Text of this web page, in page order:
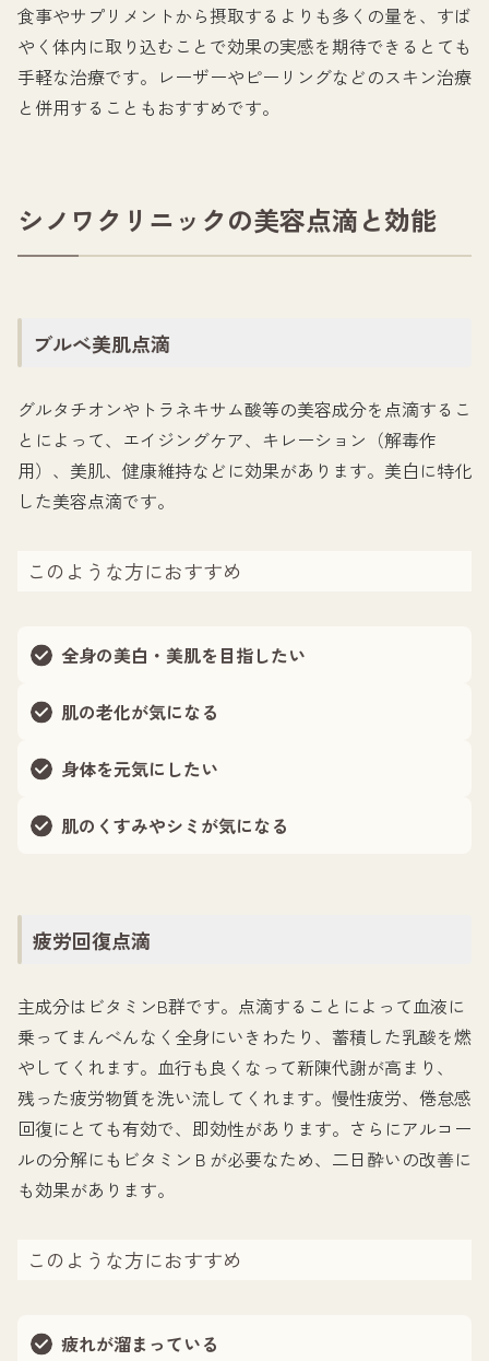
食事やサプリメントから摂取するよりも多くの量を、すば
やく体内に取り込むことで効果の実感を期待できるとても
手軽な治療です。レーザーやピーリングなどのスキン治療
と併用することもおすすめです。
シノワクリニックの美容点滴と効能
ブルべ美肌点滴
グルタチオンやトラネキサム酸等の美容成分を点滴するこ
とによって、エイジングケア、キレーション（解毒作
用）、美肌、健康維持などに効果があります。美白に特化
した美容点滴です。
このような方におすすめ
全身の美白・美肌を目指したい
肌の老化が気になる
身体を元気にしたい
肌のくすみやシミが気になる
疲労回復点滴
主成分はビタミンB群です。点滴することによって血液に
乗ってまんべんなく全身にいきわたり、蓄積した乳酸を燃
やしてくれます。血行も良くなって新陳代謝が高まり、
残った疲労物質を洗い流してくれます。慢性疲労、倦怠感
回復にとても有効で、即効性があります。さらにアルコー
ルの分解にもビタミンＢが必要なため、二日酔いの改善に
も効果があります。
このような方におすすめ
疲れが溜まっている